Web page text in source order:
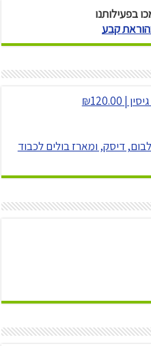
בפעילותנו
קבע
דיסק, ומארז בולים לכבוד